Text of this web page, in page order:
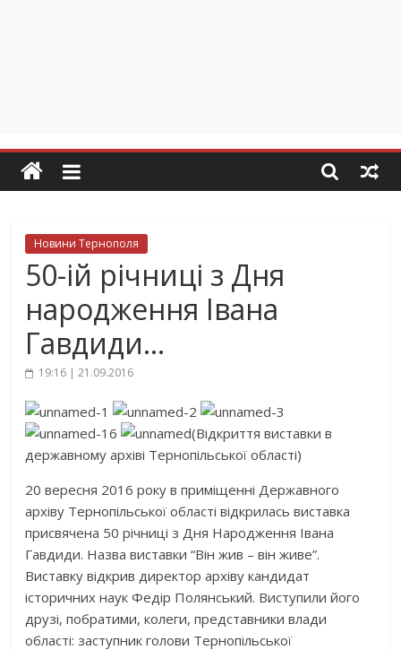
Новини Тернополя
50-ій річниці з Дня
народження Івана
Гавдиди…
19:16 | 21.09.2016
(Відкриття виставки в
державному архіві Тернопільської області)
20 вересня 2016 року в приміщенні Державного
архіву Тернопільської області відкрилась виставка
присвячена 50 річниці з Дня Народження Івана
Гавдиди. Назва виставки “Він жив – він живе”.
Виставку відкрив директор архіву кандидат
історичних наук Федір Полянський. Виступили його
друзі, побратими, колеги, представники влади
області: заступник голови Тернопільської